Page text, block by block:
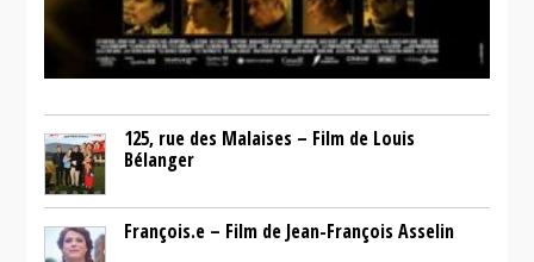
125, rue des Malaises – Film de Louis
Bélanger
François.e – Film de Jean-François Asselin